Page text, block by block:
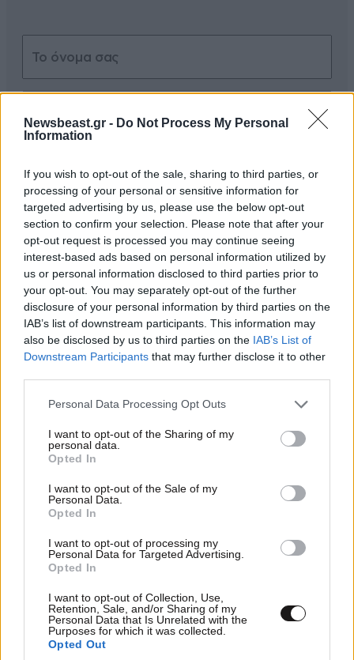
Newsbeast.gr - Do Not Process My Personal
Information
If you wish to opt-out of the sale, sharing to third parties, or
processing of your personal or sensitive information for
targeted advertising by us, please use the below opt-out
section to confirm your selection. Please note that after your
opt-out request is processed you may continue seeing
interest-based ads based on personal information utilized by
us or personal information disclosed to third parties prior to
your opt-out. You may separately opt-out of the further
disclosure of your personal information by third parties on the
IAB’s list of downstream participants. This information may
also be disclosed by us to third parties on the IAB’s List of
Downstream Participants that may further disclose it to other
Please note that this website/app uses one or more Google
not limited to your visit or usage behaviour. You may click to
grant or deny consent to Google and its third-party tags to
use your data for below specified purposes in below Google
consent section.
Personal Data Processing Opt Outs
I want to opt-out of the Sharing of my
personal data.
Opted In
I want to opt-out of the Sale of my
Personal Data.
Opted In
I want to opt-out of processing my
Personal Data for Targeted Advertising.
Opted In
I want to opt-out of Collection, Use,
Retention, Sale, and/or Sharing of my
Personal Data that Is Unrelated with the
Purposes for which it was collected.
Opted Out
Διαβάστε και ακολουθήστε τους κανόνες σχολιασμού
ΠΡΟΣΘΗΚΗ
TRENDING
ΚΟΣΜΟΣ06·08·2026 22:16
στη Ρωσία για τα Ποινικά Δικαστήρια –
Ανάμεσά τους και η Ελλάδα